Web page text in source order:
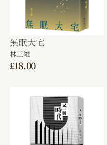
無眠大宅
林三維
£18.00